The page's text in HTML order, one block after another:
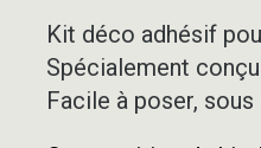
Kit déco adhésif
Spécialement
Facile à poser,